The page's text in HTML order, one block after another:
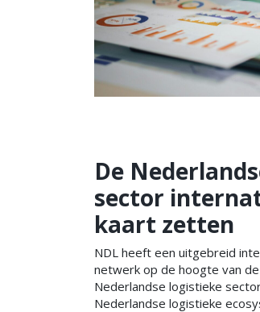
De
sector
kaart zetten
NDL heeft een uitgebreid
netwerk op de hoogte van
Nederlandse logistieke
Nederlandse logistieke